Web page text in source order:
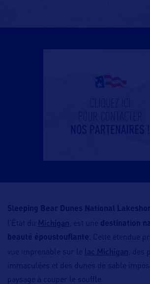
Sleeping Bear Dunes National
l’État du Michigan , est une destination
beauté époustouflante . Cette étendue
vue imprenable sur le lac Michigan
, des
immaculées et des dunes de sable
paysage à couper le souffle.